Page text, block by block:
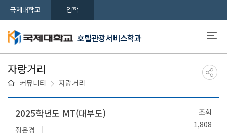
국제대학교 입학
호텔관광서비스학과
커뮤니티 자랑거리
자랑거리
2025학년도 MT(대부도)
조회
1,808
정은경